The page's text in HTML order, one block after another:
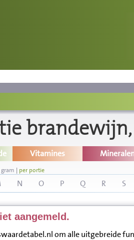
brandewijn,
Vitamines
| per portie
N O P Q R S
aangemeld.
om alle uitgebreide